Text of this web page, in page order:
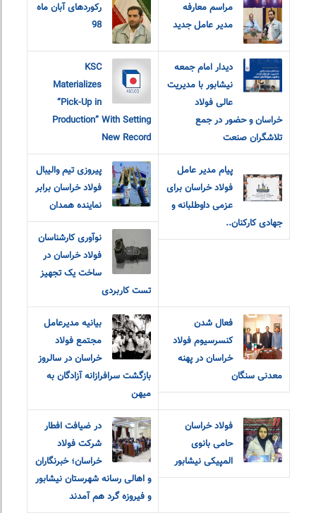
مراسم معارفه
مدیر عامل جدید
رکوردهای آبان ماه
98
دیدار امام جمعه
نیشابور با مدیریت
عالی فولاد
خراسان و حضور در جمع
تلاشگران صنعت
KSC
Materializes
“Pick-Up in
Production” With Setting
New Record
پیام مدیر عامل
فولاد خراسان برای
عزمی داوطلبانه و
جهادی کارکنان..
پیروزی تیم والیبال
فولاد خراسان برابر
نماینده همدان
نوآوری کارشناسان
فولاد خراسان در
ساخت یک تجهیز
تست کاربردی
فعال شدن
کنسرسیوم فولاد
خراسان در پهنه
معدنی سنگان
بیانیه مدیرعامل
مجتمع فولاد
خراسان در سالروز
بازگشت سرافرازانه آزادگان به
میهن
فولاد خراسان
حامی بانوی
المپیکی نیشابور
در ضیافت افطار
شرکت فولاد
خراسان؛ خبرنگاران
و اهالی رسانه شهرستان نیشابور
و فیروزه گرد هم آمدند